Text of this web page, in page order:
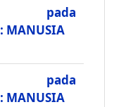
pada
MANUSIA
pada
MANUSIA